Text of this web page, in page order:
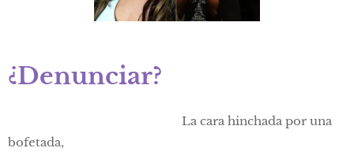
¿Denunciar?
La cara hinchada por una
bofetada,